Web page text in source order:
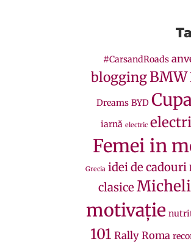
#CarsandRoads
bloggingBMW
Dreams BYD
iarnă electric
Femei in
Grecia idei de cadouri
clasice
motivație
101 Rally Roma